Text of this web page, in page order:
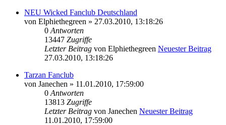
NEU Wicked Fanclub Deutschland
von Elphiethegreen » 27.03.2010, 13:18:26
0 Antworten
13447 Zugriffe
Letzter Beitrag von Elphiethegreen Neuester Beitrag
27.03.2010, 13:18:26
Tarzan Fanclub
von Janechen » 11.01.2010, 17:59:00
0 Antworten
13813 Zugriffe
Letzter Beitrag von Janechen Neuester Beitrag
11.01.2010, 17:59:00